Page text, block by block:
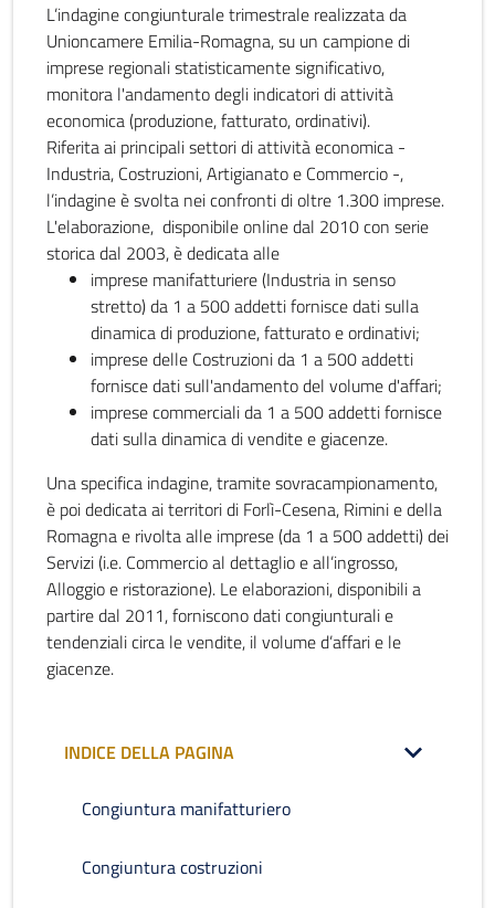
L’indagine congiunturale trimestrale realizzata da
Unioncamere Emilia-Romagna, su un campione di
imprese regionali statisticamente significativo,
monitora l'andamento degli indicatori di attività
economica (produzione, fatturato, ordinativi).
Riferita ai principali settori di attività economica -
Industria, Costruzioni, Artigianato e Commercio -,
l’indagine è svolta nei confronti di oltre 1.300 imprese.
L'elaborazione, disponibile online dal 2010 con serie
storica dal 2003, è dedicata alle
imprese manifatturiere (Industria in senso
stretto) da 1 a 500 addetti fornisce dati sulla
dinamica di produzione, fatturato e ordinativi;
imprese delle Costruzioni da 1 a 500 addetti
fornisce dati sull'andamento del volume d'affari;
imprese commerciali da 1 a 500 addetti fornisce
dati sulla dinamica di vendite e giacenze.
Una specifica indagine, tramite sovracampionamento,
è poi dedicata ai territori di Forlì-Cesena, Rimini e della
Romagna e rivolta alle imprese (da 1 a 500 addetti) dei
Servizi (i.e. Commercio al dettaglio e all’ingrosso,
Alloggio e ristorazione). Le elaborazioni, disponibili a
partire dal 2011, forniscono dati congiunturali e
tendenziali circa le vendite, il volume d’affari e le
giacenze.
INDICE DELLA PAGINA
Congiuntura manifatturiero
Congiuntura costruzioni